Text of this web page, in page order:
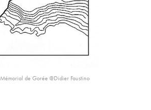
Mémorial de Gorée @Didier Faustino